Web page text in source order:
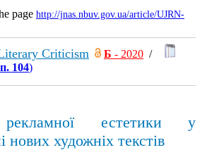
page http://jnas.nbuv.gov.ua/article/UJRN-
Criticism Б - 2020 /
104)
естетики у
нових художніх текстів